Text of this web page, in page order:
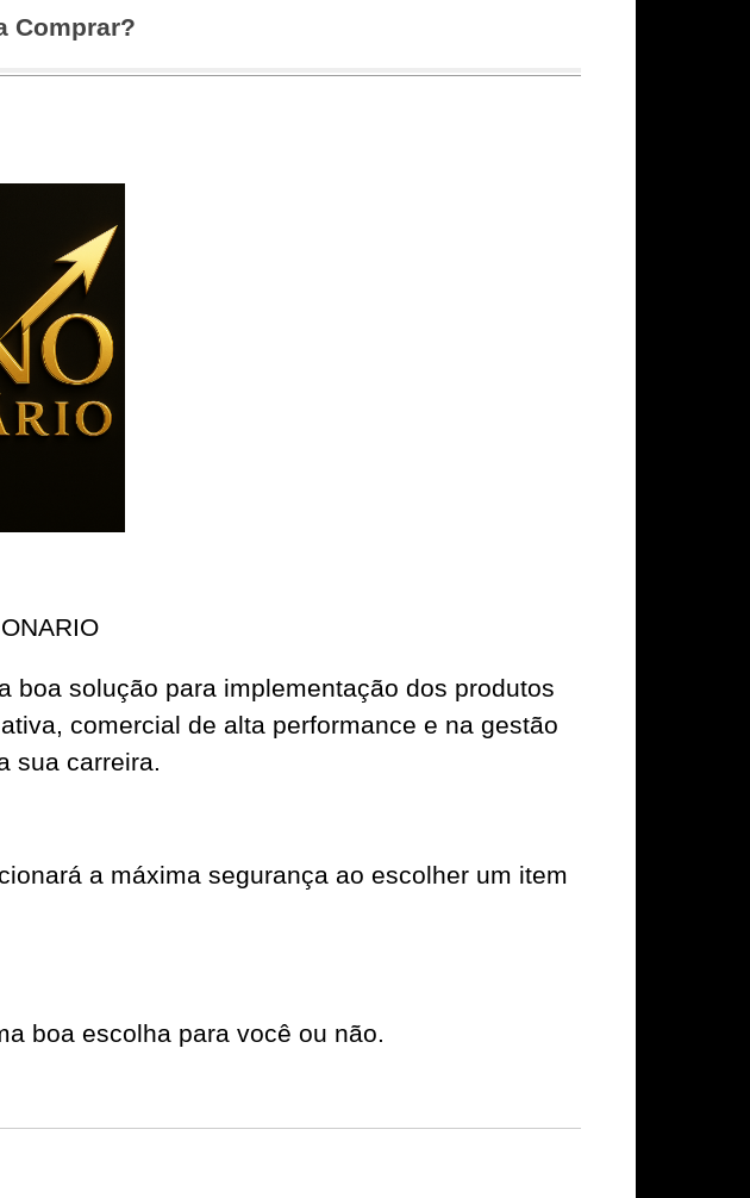
Comprar?
boa solução para implementação dos produtos
comercial de alta performance e na gestão
sua carreira.
a máxima segurança ao escolher um item
boa escolha para você ou não.